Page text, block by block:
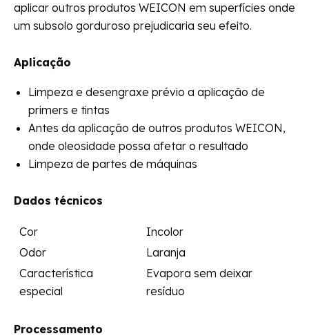
aplicar outros produtos WEICON em superfícies onde
um subsolo gorduroso prejudicaria seu efeito.
Aplicação
Limpeza e desengraxe prévio a aplicação de
primers e tintas
Antes da aplicação de outros produtos WEICON,
onde oleosidade possa afetar o resultado
Limpeza de partes de máquinas
Dados técnicos
Cor
Incolor
Odor
Laranja
Característica
especial
Evapora sem deixar
resíduo
Processamento